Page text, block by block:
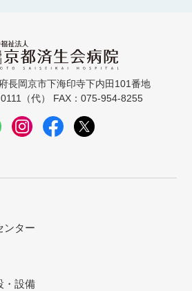
長岡京市下海印寺下内田101番地
（代） FAX：075-954-8255
ンター
・設備